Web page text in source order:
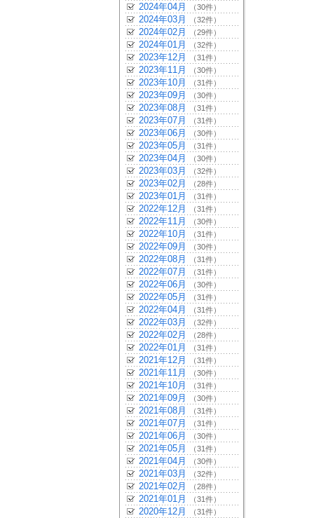
2024年04月 （30件）
2024年03月 （32件）
2024年02月 （29件）
2024年01月 （32件）
2023年12月 （31件）
2023年11月 （30件）
2023年10月 （31件）
2023年09月 （30件）
2023年08月 （31件）
2023年07月 （31件）
2023年06月 （30件）
2023年05月 （31件）
2023年04月 （30件）
2023年03月 （32件）
2023年02月 （28件）
2023年01月 （31件）
2022年12月 （31件）
2022年11月 （30件）
2022年10月 （31件）
2022年09月 （30件）
2022年08月 （31件）
2022年07月 （31件）
2022年06月 （30件）
2022年05月 （31件）
2022年04月 （31件）
2022年03月 （32件）
2022年02月 （28件）
2022年01月 （31件）
2021年12月 （31件）
2021年11月 （30件）
2021年10月 （31件）
2021年09月 （30件）
2021年08月 （31件）
2021年07月 （31件）
2021年06月 （30件）
2021年05月 （31件）
2021年04月 （30件）
2021年03月 （32件）
2021年02月 （28件）
2021年01月 （31件）
2020年12月 （31件）